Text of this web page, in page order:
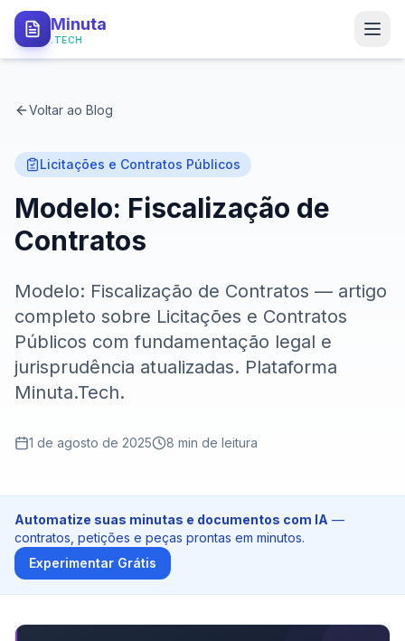
Minuta
.TECH
Como Funciona
Tipos de Minutas
API Local
Segurança
PARA QUEM
Procuradorias
Defensorias
Ministério Público
Blog
Entrar
Voltar ao Blog
Licitações e Contratos Públicos
Modelo: Fiscalização de
Contratos
Modelo: Fiscalização de Contratos — artigo
completo sobre Licitações e Contratos
Públicos com fundamentação legal e
jurisprudência atualizadas. Plataforma
Minuta.Tech.
1 de agosto de 2025 8 min de leitura
Automatize suas minutas e documentos com IA —
contratos, petições e peças prontas em minutos.
Experimentar Grátis